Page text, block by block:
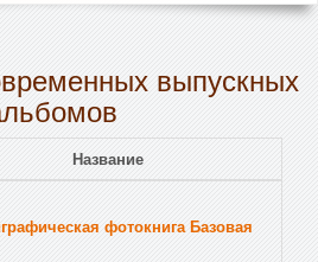
выпускных
Название
фотокнига Базовая